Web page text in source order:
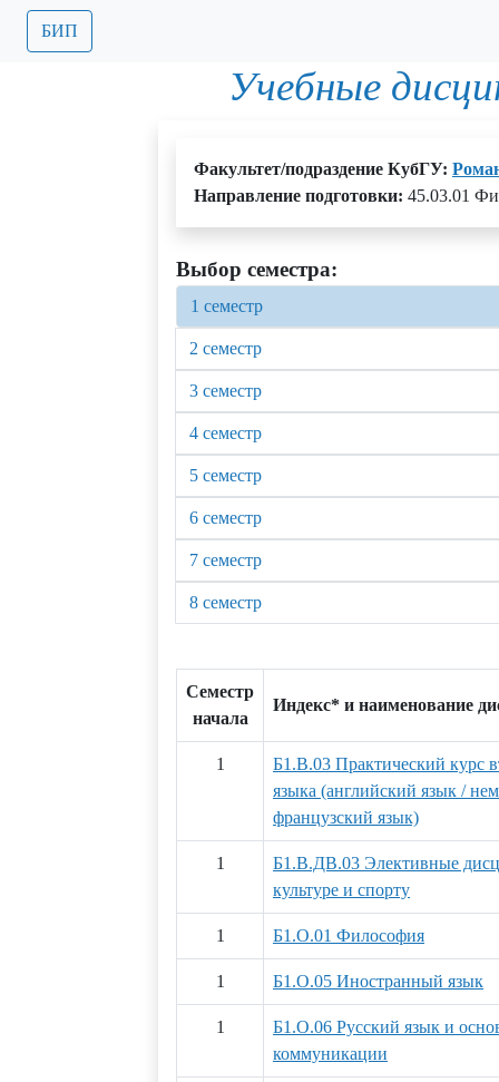
БИП
Учебные
Факультет/подраздение КубГУ:
Направление подготовки: 45.03.01
Выбор семестра:
1 семестр
2 семестр
3 семестр
4 семестр
5 семестр
6 семестр
7 семестр
8 семестр
Семестр
начала
Индекс* и наименование
1
Б1.В.03 Практический курс
языка (английский язык /
французский язык)
1
Б1.В.ДВ.03 Элективные
культуре и спорту
1 Б1.О.01 Философия
1 Б1.О.05 Иностранный язык
1
Б1.О.06 Русский язык и
коммуникации